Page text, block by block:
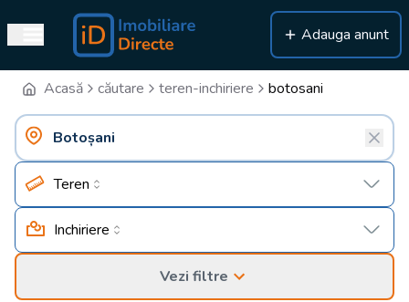
Adauga anunt
Acasă căutare teren-inchiriere botosani
Teren
Inchiriere
Vezi filtre